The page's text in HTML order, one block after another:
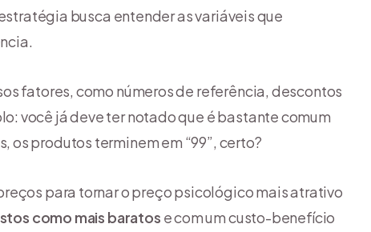
busca entender as variáveis que
fatores, como números de referência, descontos
você já deve ter notado que é bastante comum
os produtos terminem em “99”, certo?
para tornar o preço psicológico mais atrativo
como mais baratos e com um custo-benefício